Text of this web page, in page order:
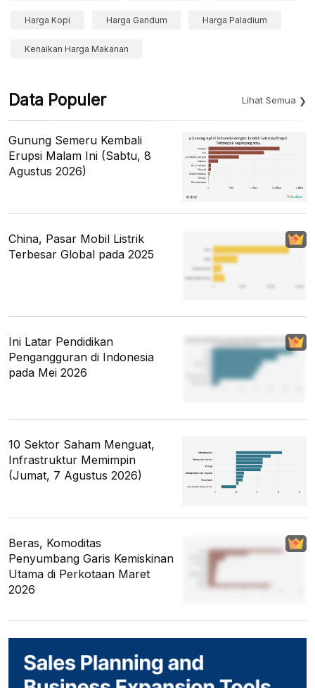
Harga Kopi Harga Gandum Harga Paladium
Kenaikan Harga Makanan
Data Populer Lihat Semua
Gunung Semeru Kembali
Erupsi Malam Ini (Sabtu, 8
Agustus 2026)
China, Pasar Mobil Listrik
Terbesar Global pada 2025
Ini Latar Pendidikan
Pengangguran di Indonesia
pada Mei 2026
10 Sektor Saham Menguat,
Infrastruktur Memimpin
(Jumat, 7 Agustus 2026)
Beras, Komoditas
Penyumbang Garis Kemiskinan
Utama di Perkotaan Maret
2026